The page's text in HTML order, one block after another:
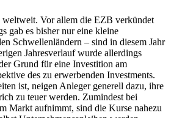
weltweit. Vor allem die EZB verkündet
gab es bisher nur eine kleine
Schwellenländern – sind in diesem Jahr
Jahresverlauf wurde allerdings
Grund für eine Investition am
des zu erwerbenden Investments.
ist, neigen Anleger generell dazu, ihre
zu teuer werden. Zumindest bei
Markt aufnimmt, sind die Kurse nahezu